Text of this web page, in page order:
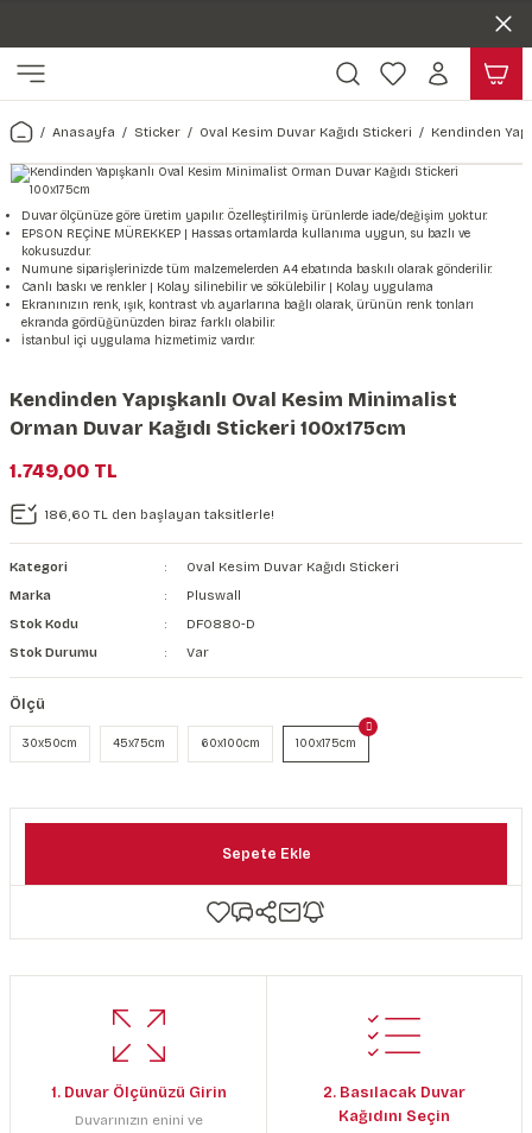
Harita & Şehir Duvar Kağıdı
Türkiye Serisi Duvar Kağıdı
Şehir & Ülke Duvar Kağıdı
Duvar Kağıdı
Çiçek Duvar Kağıdı
Hayvan, Yaprak & Çiçek
Yaprak Desenli Duvar Kağıdı
Hayvan Duvar Kağıdı
Kağıdı
Doğa & Manza Duvar Kağıdı
Manzara Duvar Kağıdı
Orman Duvar Kağıdı
Tasarım & Sanatsal Duvar
Sanat Duvar Kağıdı
Geometrik Duvar Kağıdı
Araba Duvar Kağıdı
Sağlık Duvar Kağıdı
Taş Desenli Duvar Kağıdı
Ahşap, Mermer & Taş
Mermer Desenli Duvar Kağıdı
Taş Desenli Duvar Kağıdı
Ahşap Desenli Duvar Kağıdı
Duvar Kanvası
Kağıdı Stickeri
Seti
Anasayfa Sticker Oval Kesim Duvar Kağıdı Stickeri Kendinden
Duvar ölçünüze göre üretim yapılır. Özelleştirilmiş ürünlerde iade/değişim yoktur.
EPSON REÇİNE MÜREKKEP | Hassas ortamlarda kullanıma uygun, su bazlı ve
kokusuzdur.
Numune siparişlerinizde tüm malzemelerden A4 ebatında baskılı olarak gönderilir.
Canlı baskı ve renkler | Kolay silinebilir ve sökülebilir | Kolay uygulama
Ekranınızın renk, ışık, kontrast vb. ayarlarına bağlı olarak, ürünün renk tonları
ekranda gördüğünüzden biraz farklı olabilir.
İstanbul içi uygulama hizmetimiz vardır.
Kendinden Yapışkanlı Oval Kesim Minimalist
Orman Duvar Kağıdı Stickeri 100x175cm
1.749,00 TL
186,60 TL den başlayan taksitlerle!
Kategori
Oval Kesim Duvar Kağıdı Stickeri
Marka
Pluswall
Stok Kodu
DF0880-D
Stok Durumu
Var
Ölçü
30x50cm 45x75cm 60x100cm 100x175cm
Sepete Ekle
1. Duvar Ölçünüzü Girin
Duvarınızın enini ve
2. Basılacak Duvar
Kağıdını Seçin